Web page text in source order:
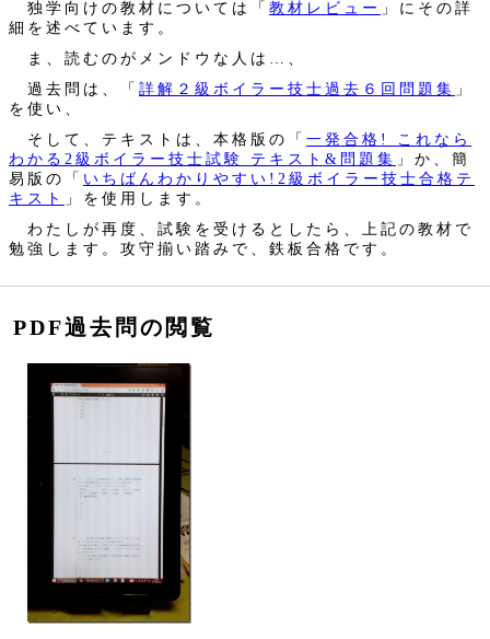
独学向けの教材については「 教材レビュー 」にその詳
細を述べています。
ま、読むのがメンドウな人は…、
過去問は、「 詳解２級ボイラー技士過去６回問題集 」
を使い、
そして、テキストは、本格版の「 一発合格! これなら
わかる2級ボイラー技士試験 テキスト&問題集 」か、簡
易版の「 いちばんわかりやすい!2級ボイラー技士合格テ
キスト
」を使用します。
わたしが再度、試験を受けるとしたら、上記の教材で
勉強します。攻守揃い踏みで、鉄板合格です。
PDF過去問の閲覧